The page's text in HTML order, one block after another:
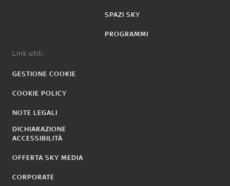
SPAZI SKY
PROGRAMMI
Link utili:
GESTIONE COOKIE
COOKIE POLICY
NOTE LEGALI
DICHIARAZIONE
ACCESSIBILITÀ
OFFERTA SKY MEDIA
CORPORATE